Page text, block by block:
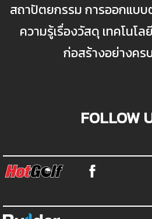
สถาปัตยกรรม การออกแบ
ความรู้เรื่องวัสดุ เทคโนโ
ก่อสร้างอย่างคร
FOLLOW